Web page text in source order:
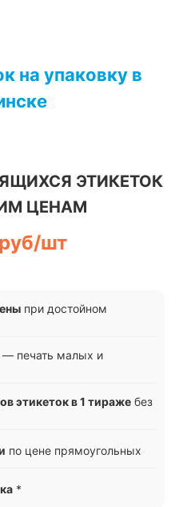
на упаковку в
ЭТИКЕТОК
ЦЕНАМ
шт
при достойном
— печать малых и
этикеток в 1 тираже без
по цене прямоугольных
*